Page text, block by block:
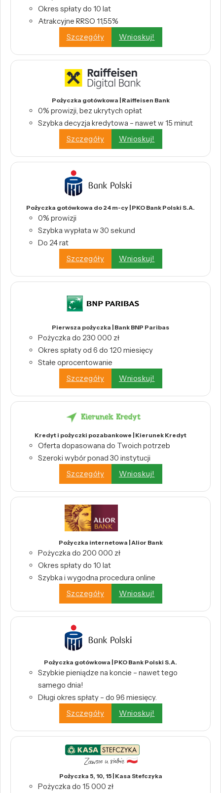
Okres spłaty do 10 lat
Atrakcyjne RRSO 11,55%
Szczegóły
Wnioskuj!
Pożyczka gotówkowa | Raiffeisen Bank
0% prowizji, bez ukrytych opłat
Szybka decyzja kredytowa – nawet w 15 minut
Szczegóły
Wnioskuj!
Pożyczka gotówkowa do 24 m-cy | PKO Bank Polski S.A.
0% prowizji
Szybka wypłata w 30 sekund
Do 24 rat
Szczegóły
Wnioskuj!
Pierwsza pożyczka | Bank BNP Paribas
Pożyczka do 230 000 zł
Okres spłaty od 6 do 120 miesięcy
Stałe oprocentowanie
Szczegóły
Wnioskuj!
Kredyt i pożyczki pozabankowe | Kierunek Kredyt
Oferta dopasowana do Twoich potrzeb
Szeroki wybór ponad 30 instytucji
Szczegóły
Wnioskuj!
Pożyczka internetowa | Alior Bank
Pożyczka do 200 000 zł
Okres spłaty do 10 lat
Szybka i wygodna procedura online
Szczegóły
Wnioskuj!
Pożyczka gotówkowa | PKO Bank Polski S.A.
Szybkie pieniądze na koncie – nawet tego
samego dnia!
Długi okres spłaty – do 96 miesięcy.
Szczegóły
Wnioskuj!
Pożyczka 5, 10, 15 | Kasa Stefczyka
Pożyczka do 15 000 zł